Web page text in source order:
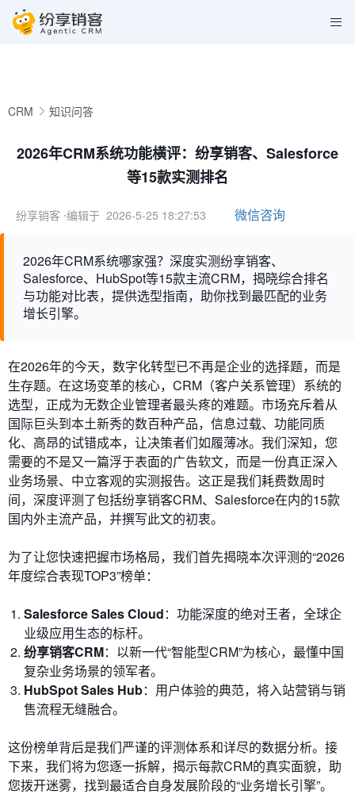
CRM 知识问答
2026年CRM系统功能横评：纷享销客、Salesforce
等15款实测排名
纷享销客 ⋅编辑于 2026-5-25 18:27:53 微信咨询
2026年CRM系统哪家强？深度实测纷享销客、
Salesforce、HubSpot等15款主流CRM，揭晓综合排名
与功能对比表，提供选型指南，助你找到最匹配的业务
增长引擎。
在2026年的今天，数字化转型已不再是企业的选择题，而是
生存题。在这场变革的核心，CRM（客户关系管理）系统的
选型，正成为无数企业管理者最头疼的难题。市场充斥着从
国际巨头到本土新秀的数百种产品，信息过载、功能同质
化、高昂的试错成本，让决策者们如履薄冰。我们深知，您
需要的不是又一篇浮于表面的广告软文，而是一份真正深入
业务场景、中立客观的实测报告。这正是我们耗费数周时
间，深度评测了包括纷享销客CRM、Salesforce在内的15款
国内外主流产品，并撰写此文的初衷。
为了让您快速把握市场格局，我们首先揭晓本次评测的“2026
年度综合表现TOP3”榜单：
Salesforce Sales Cloud：功能深度的绝对王者，全球企
业级应用生态的标杆。
纷享销客CRM：以新一代“智能型CRM”为核心，最懂中国
复杂业务场景的领军者。
HubSpot Sales Hub：用户体验的典范，将入站营销与销
售流程无缝融合。
这份榜单背后是我们严谨的评测体系和详尽的数据分析。接
下来，我们将为您逐一拆解，揭示每款CRM的真实面貌，助
您拨开迷雾，找到最适合自身发展阶段的“业务增长引擎”。